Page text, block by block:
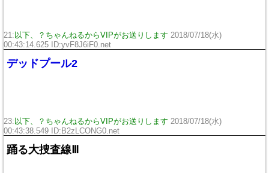
21: 以下、？ちゃんねるからVIPがお送りします 2018/07/18(水)
00:43:14.625 ID:yvF8J6iF0.net
デッドプール2
23: 以下、？ちゃんねるからVIPがお送りします 2018/07/18(水)
00:43:38.549 ID: B2zLCONG0.net
踊る大捜査線Ⅲ